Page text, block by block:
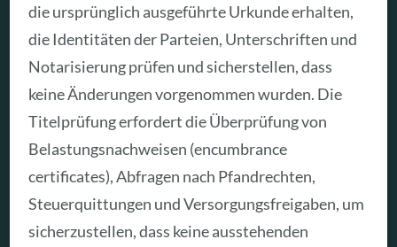
die ursprünglich ausgeführte Urkunde erhalten,
die Identitäten der Parteien, Unterschriften und
Notarisierung prüfen und sicherstellen, dass
keine Änderungen vorgenommen wurden. Die
Titelprüfung erfordert die Überprüfung von
Belastungsnachweisen (encumbrance
certificates), Abfragen nach Pfandrechten,
Steuerquittungen und Versorgungsfreigaben, um
sicherzustellen, dass keine ausstehenden